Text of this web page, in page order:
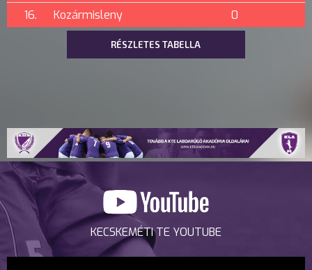
16.
Kozármisleny 0
RÉSZLETES TABELLA
KECSKEMÉTI TE YOUTUBE